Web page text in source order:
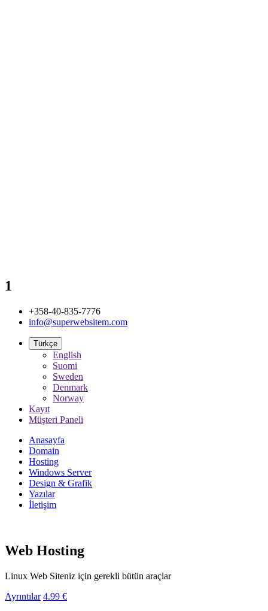
1
+358-40-835-7776
info@superwebsitem.com
Türkçe
English
Suomi
Sweden
Denmark
Norway
Kayıt
Müşteri Paneli
Anasayfa
Domain
Hosting
Windows Server
Design & Grafik
Yazılar
İletişim
Web Hosting
Linux Web Siteniz için gerekli bütün araçlar
Ayrıntılar 4.99 €